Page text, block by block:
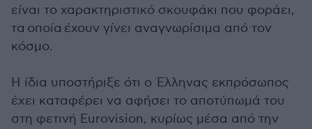
είναι το χαρακτηριστικό σκουφάκι που φοράει,
τα οποία έχουν γίνει αναγνωρίσιμα από τον
κόσμο.
Η ίδια υποστήριξε ότι ο Έλληνας εκπρόσωπος
έχει καταφέρει να αφήσει το αποτύπωμά του
στη φετινή Eurovision, κυρίως μέσα από την